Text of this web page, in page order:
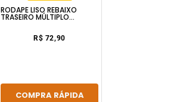
RODAPÉ LISO REBAIXO
TRASEIRO MÚLTIPLO
R$ 72,90
COMPRA RÁPIDA